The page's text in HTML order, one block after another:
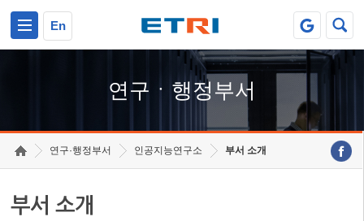
En
연구ㆍ행정부서
연구·행정부서 인공지능연구소 부서 소개
부서 소개